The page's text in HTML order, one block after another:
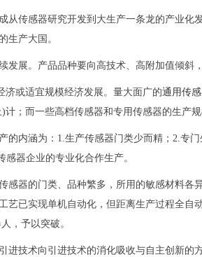
从传感器研究开发到大生产一条龙的产业化
生产大国。
展。产品品种要向高技术、高附加值倾斜
或适宜规模经济发展。量大面广的通用传
；而一些高档传感器和专用传感器的生产
的内涵为：1.生产传感器门类少而精；2.专
器企业的专业化合作生产。
感器的门类、品种繁多，所用的敏感材料各
艺已实现单机自动化，但距离生产过程全自
，予以突破。
进技术向引进技术的消化吸收与自主创新的方